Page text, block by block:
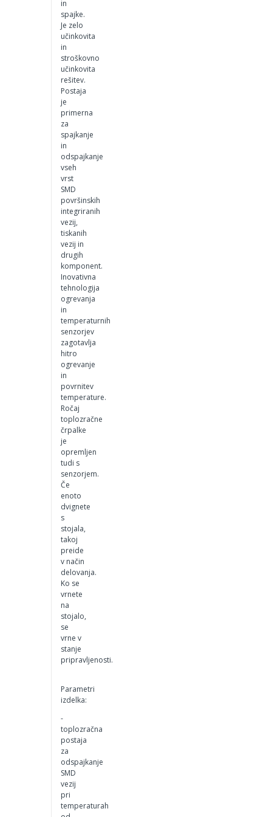
in
spajke.
Je zelo
učinkovita
in
stroškovno
učinkovita
rešitev.
Postaja
je
primerna
za
spajkanje
in
odspajkanje
vseh
vrst
SMD
površinskih
integriranih
vezij,
tiskanih
vezij in
drugih
komponent.
Inovativna
tehnologija
ogrevanja
in
temperaturnih
senzorjev
zagotavlja
hitro
ogrevanje
in
povrnitev
temperature.
Ročaj
toplozračne
črpalke
je
opremljen
tudi s
senzorjem.
Če
enoto
dvignete
s
stojala,
takoj
preide
v način
delovanja.
Ko se
vrnete
na
stojalo,
se
vrne v
stanje
pripravljenosti.
Parametri
izdelka:
-
toplozračna
postaja
za
odspajkanje
SMD
vezij
pri
temperaturah